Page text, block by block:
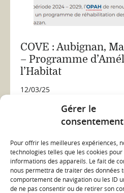
Gérer le
consentement
Pour offrir les meilleures expériences,
technologies telles que les cookies
informations des appareils. Le fait de
nous permettra de traiter des données
comportement de navigation ou les ID
de ne pas consentir ou de retirer son
COVE : Aubignan,
– Programme
l’Habitat
12/03/25
aides financières Aubignan
Voir toutes les